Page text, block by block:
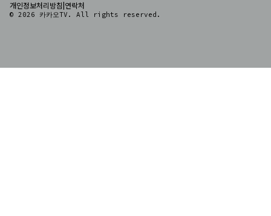
개인정보처리방침 연락처
© 2026 카카오TV. All rights reserved.